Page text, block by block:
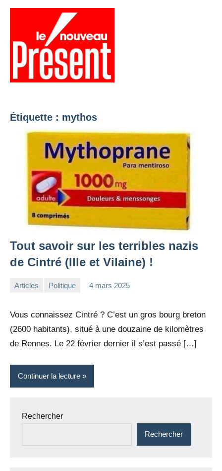
Aller
Étiquette : mythos
Tout savoir sur les terribles nazis
de Cintré (Ille et Vilaine) !
Articles Politique 4 mars 2025
Vous connaissez Cintré ? C’est un gros bourg breton
(2600 habitants), situé à une douzaine de kilomètres
de Rennes. Le 22 février dernier il s’est passé […]
Continuer la lecture
Rechercher
Rechercher